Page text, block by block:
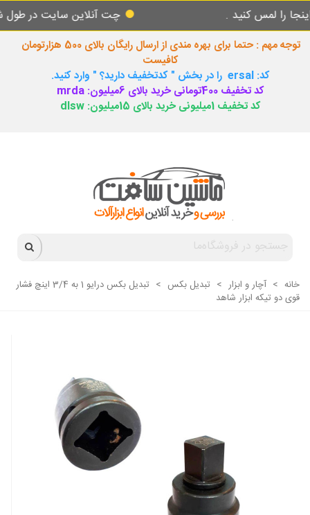
کنید . چت آنلاین سایت در طول شبانه
توجه مهم : حتما برای بهره مندی از ارسال رایگان بالای 500 هزارتومان
کافیست
کد: ersal را در بخش " کدتخفیف دارید؟ " وارد کنید.
کد تخفیف 400تومانی خرید بالای 6میلیون: mrda
کد تخفیف 1میلیونی خرید بالای 15میلیون: dlsw
خانه > آچار و ابزار > تبدیل بکس >
تبدیل بکس درایو 1 به 3/4 اینچ فشار
قوی دو تیکه ابزار شاهد